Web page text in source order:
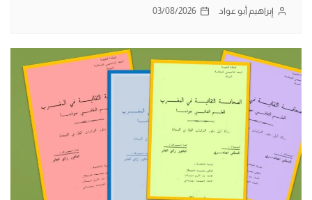
إبراهيم أبو عواد 03/08/2026